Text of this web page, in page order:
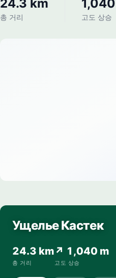
24.3 km
총 거리 고도 상승
Ущелье Кастек
24.3 km
총 거리
↗ 1,040 m
고도 상승